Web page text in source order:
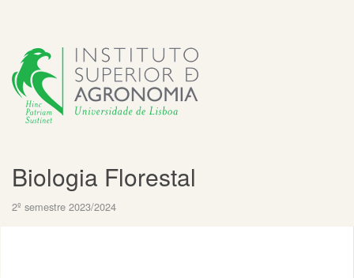
Biologia Florestal
2º semestre 2023/2024